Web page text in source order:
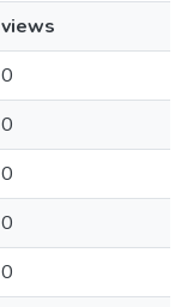
views
0
0
0
0
0